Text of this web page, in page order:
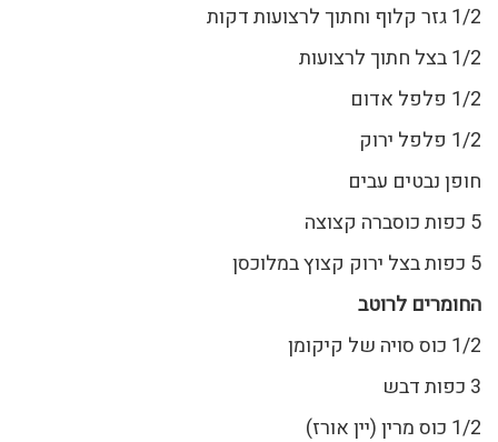
1/2 גזר קלוף וחתוך לרצועות דקות
1/2 בצל חתוך לרצועות
1/2 פלפל אדום
1/2 פלפל ירוק
חופן נבטים עבים
5 כפות כוסברה קצוצה
5 כפות בצל ירוק קצוץ במלוכסן
החומרים לרוטב
1/2 כוס סויה של קיקומן
3 כפות דבש
1/2 כוס מרין (יין אורז)